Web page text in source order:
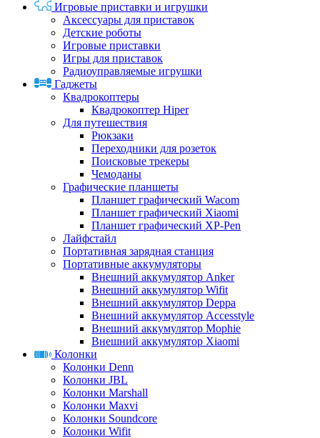
Игровые приставки и игрушки
Аксессуары для приставок
Детские роботы
Игровые приставки
Игры для приставок
Радиоуправляемые игрушки
Гаджеты
Квадрокоптеры
Квадрокоптер Hiper
Для путешествия
Рюкзаки
Переходники для розеток
Поисковые трекеры
Чемоданы
Графические планшеты
Планшет графический Wacom
Планшет графический Xiaomi
Планшет графический XP-Pen
Лайфстайл
Портативная зарядная станция
Портативные аккумуляторы
Внешний аккумулятор Anker
Внешний аккумулятор Wifit
Внешний аккумулятор Deppa
Внешний аккумулятор Accesstyle
Внешний аккумулятор Mophie
Внешний аккумулятор Xiaomi
Колонки
Колонки Denn
Колонки JBL
Колонки Marshall
Колонки Maxvi
Колонки Soundcore
Колонки Wifit